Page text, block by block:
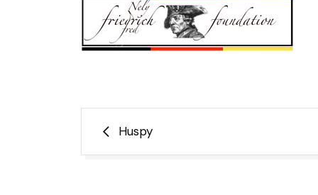
NAVEGACIÓN
Huspy